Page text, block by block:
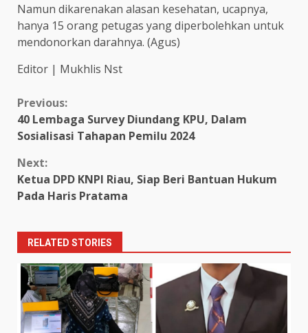
Namun dikarenakan alasan kesehatan, ucapnya,
hanya 15 orang petugas yang diperbolehkan untuk
mendonorkan darahnya. (Agus)
Editor | Mukhlis Nst
Continue
Reading
Previous:
40 Lembaga Survey Diundang KPU, Dalam
Sosialisasi Tahapan Pemilu 2024
Next:
Ketua DPD KNPI Riau, Siap Beri Bantuan Hukum
Pada Haris Pratama
RELATED STORIES